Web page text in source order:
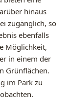
hinaus
zugänglich, so
ebenfalls
Möglichkeit,
in einem der
Grünflächen.
im Park zu